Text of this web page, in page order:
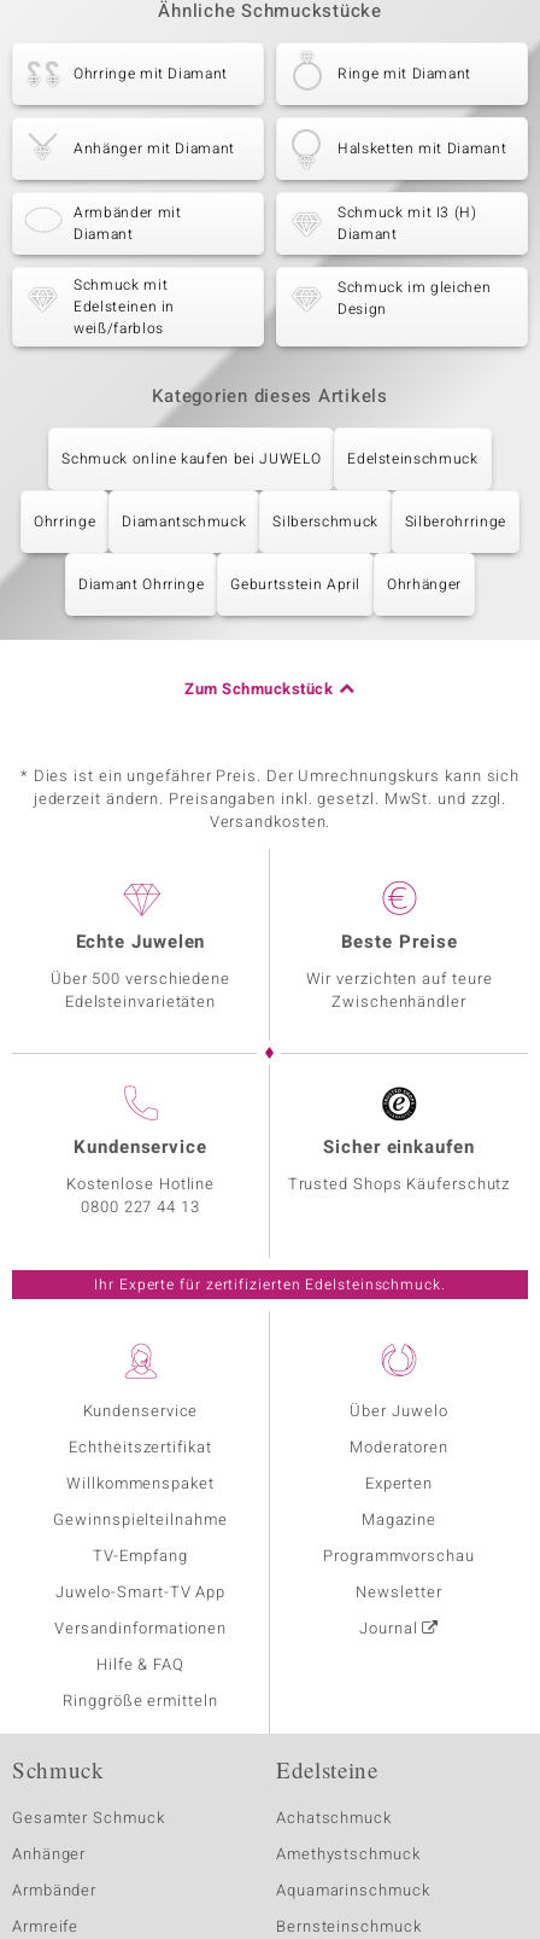
Ähnliche Schmuckstücke
Ohrringe mit Diamant Ringe mit Diamant
Anhänger mit Diamant Halsketten mit Diamant
Armbänder mit
Diamant
Schmuck mit I3 (H)
Diamant
Schmuck mit
Edelsteinen in
weiß/farblos
Schmuck im gleichen
Design
Kategorien dieses Artikels
Schmuck online kaufen bei JUWELO Edelsteinschmuck
Ohrringe Diamantschmuck Silberschmuck Silberohrringe
Diamant Ohrringe Geburtsstein April Ohrhänger
Zum Schmuckstück
* Dies ist ein ungefährer Preis. Der Umrechnungskurs kann sich
jederzeit ändern. Preisangaben inkl. gesetzl. MwSt. und zzgl.
Versandkosten.
Kundenservice
Echtheitszertifikat
Willkommenspaket
Gewinnspielteilnahme
TV-Empfang
Juwelo-Smart-TV App
Versandinformationen
Hilfe & FAQ
Ringgröße ermitteln
Über Juwelo
Moderatoren
Experten
Magazine
Programmvorschau
Newsletter
Journal
Echte Juwelen
Über 500 verschiedene
Edelsteinvarietäten
Beste Preise
Wir verzichten auf teure
Zwischenhändler
Kundenservice
Kostenlose Hotline
0800 227 44 13
Sicher einkaufen
Trusted Shops Käuferschutz
Ihr Experte für zertifizierten Edelsteinschmuck.
Schmuck
Gesamter Schmuck
Anhänger
Armbänder
Armreife
Edelsteine
Achatschmuck
Amethystschmuck
Aquamarinschmuck
Bernsteinschmuck